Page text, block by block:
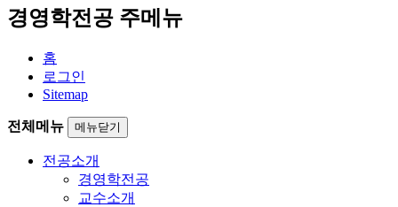
경영학전공 주메뉴
홈
로그인
Sitemap
전체메뉴 메뉴닫기
전공소개
경영학전공
교수소개